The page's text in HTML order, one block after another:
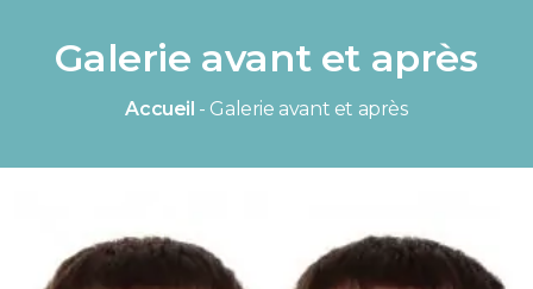
Galerie avant et après
Accueil - Galerie avant et après